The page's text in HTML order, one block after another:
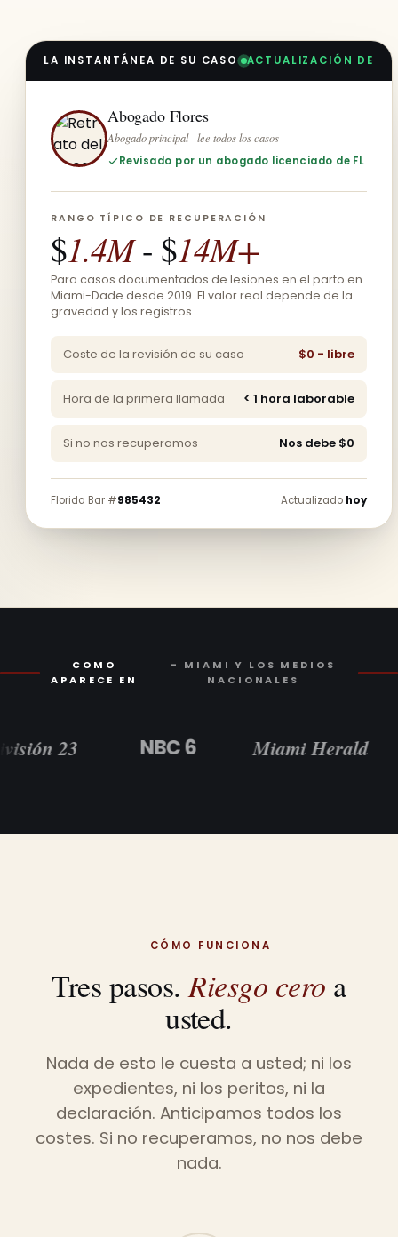
LA INSTANTÁNEA DE SU CASO ACTUALIZACIÓN DE
Abogado Flores
Abogado principal - lee todos los casos
Revisado por un abogado licenciado de FL
RANGO TÍPICO DE RECUPERACIÓN
$1.4M- $14M+
Para casos documentados de lesiones en el parto en
Miami-Dade desde 2019. El valor real depende de la
gravedad y los registros.
Coste de la revisión de su caso $0 - libre
Hora de la primera llamada < 1 hora laborable
Si no nos recuperamos Nos debe $0
Florida Bar #985432 Actualizado hoy
COMO
APARECE EN
- MIAMI Y LOS MEDIOS
NACIONALES
23 NBC 6 Miami Herald
CÓMO FUNCIONA
Tres pasos.Riesgo cero a
usted.
Nada de esto le cuesta a usted; ni los
expedientes, ni los peritos, ni la
declaración. Anticipamos todos los
costes. Si no recuperamos, no nos debe
nada.